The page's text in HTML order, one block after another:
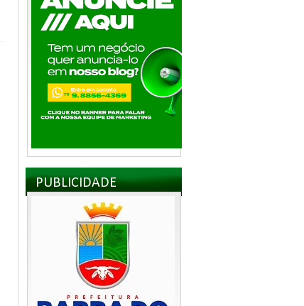
PUBLICIDADE